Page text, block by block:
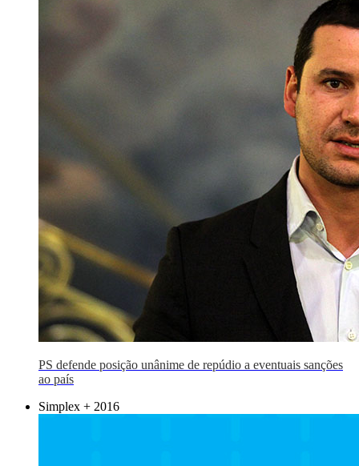
PS defende posição unânime de repúdio a eventuais sanções
ao país
Simplex + 2016